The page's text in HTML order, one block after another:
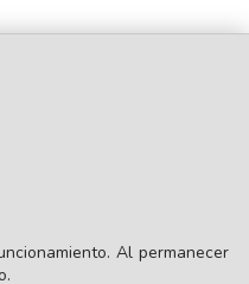
Al permanecer